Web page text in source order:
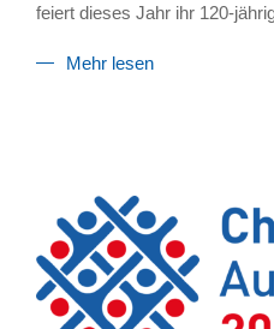
feiert dieses Jahr ihr 120-
Mehr lesen